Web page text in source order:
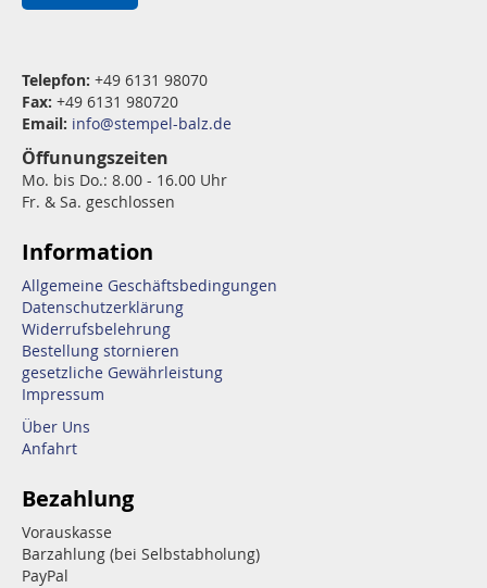
Telepfon: +49 6131 98070
Fax: +49 6131 980720
Email: info@stempel-balz.de
Öffunungszeiten
Mo. bis Do.: 8.00 - 16.00 Uhr
Fr. & Sa. geschlossen
Information
Allgemeine Geschäftsbedingungen
Datenschutzerklärung
Widerrufsbelehrung
Bestellung stornieren
gesetzliche Gewährleistung
Impressum
Über Uns
Anfahrt
Bezahlung
Vorauskasse
Barzahlung (bei Selbstabholung)
PayPal